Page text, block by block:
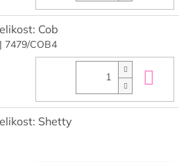
Cob
| 7479/COB4
Shetty